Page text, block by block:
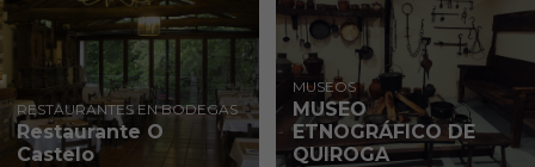
RESTAURANTES EN BODEGAS
Restaurante O
Castelo
MUSEOS
MUSEO
ETNOGRÁFICO DE
QUIROGA